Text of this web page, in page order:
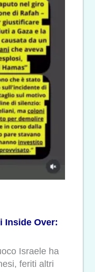
Inside Over:
Israele ha
feriti altri